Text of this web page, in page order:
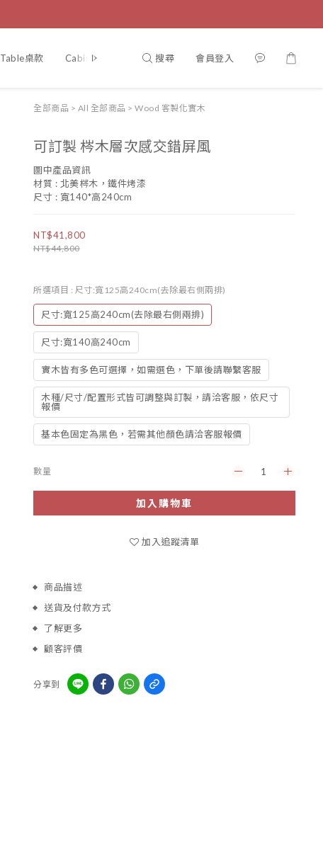
Table桌款 Cabinet櫃 Chair椅 Bed 床 案例分享 認識
搜尋 會員登入
全部商品 > All 全部商品 > Wood 客製化實木
可訂製 梣木層次感交錯屏風
圖中產品資訊
材質 : 北美梣木，鐵件烤漆
尺寸 : 寬140*高240cm
NT$41,800
NT$44,800
所選項目 : 尺寸:寬125高240cm(去除最右側兩排)
尺寸:寬125高240cm(去除最右側兩排)
尺寸:寬140高240cm
實木皆有多色可選擇，如需選色，下單後請聯繫客服
木種/尺寸/配置形式皆可調整與訂製，請洽客服，依尺寸
報價
基本色固定為黑色，若需其他顏色請洽客服報價
數量
加入購物車
加入追蹤清單
商品描述
送貨及付款方式
了解更多
顧客評價
分享到